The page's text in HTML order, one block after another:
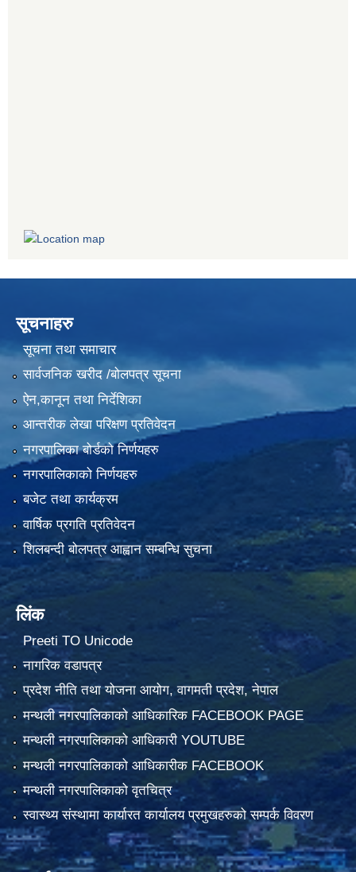
सूचनाहरु
सूचना तथा समाचार
सार्वजनिक खरीद /बोलपत्र सूचना
ऐन,कानून तथा निर्देशिका
आन्तरीक लेखा परिक्षण प्रतिवेदन
नगरपालिका बोर्डको निर्णयहरु
नगरपालिकाको निर्णयहरु
बजेट तथा कार्यक्रम
वार्षिक प्रगति प्रतिवेदन
शिलबन्दी बोलपत्र आह्वान सम्बन्धि सुचना
लिंक
Preeti TO Unicode
नागरिक वडापत्र
प्रदेश नीति तथा योजना आयोग, वागमती प्रदेश, नेपाल
मन्थली नगरपालिकाको आधिकारिक FACEBOOK PAGE
मन्थली नगरपालिकाको आधिकारी YOUTUBE
मन्थली नगरपालिकाको आधिकारीक FACEBOOK
मन्थली नगरपालिकाको वृतचित्र
स्वास्थ्य संस्थामा कार्यारत कार्यालय प्रमुखहरुको सम्पर्क विवरण